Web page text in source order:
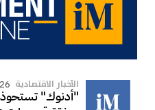
الأخبار الاقتصادية